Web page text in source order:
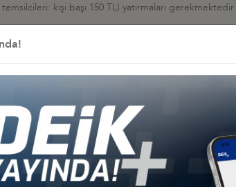
kişi başı 150 TL) yatırmaları gerekmektedir.
www.deik.org.tr/contents-fileaction-18829